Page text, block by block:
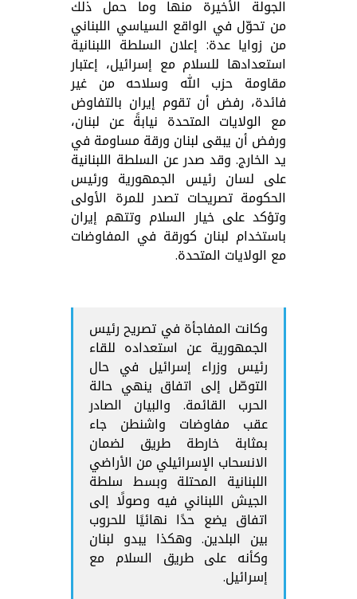
الجولة الأخيرة منها وما حمل ذلك
من تحوّل في الواقع السياسي اللبناني
من زوايا عدة: إعلان السلطة اللبنانية
استعدادها للسلام مع إسرائيل، إعتبار
مقاومة حزب الله وسلاحه من غير
فائدة، رفض أن تقوم إيران بالتفاوض
مع الولايات المتحدة نيابةً عن لبنان،
ورفض أن يبقى لبنان ورقة مساومة في
يد الخارج. وقد صدر عن السلطة اللبنانية
على لسان رئيس الجمهورية ورئيس
الحكومة تصريحات تصدر للمرة الأولى
وتؤكد على خيار السلام وتتهم إيران
باستخدام لبنان كورقة في المفاوضات
مع الولايات المتحدة.
وكانت المفاجأة في تصريح رئيس
الجمهورية عن استعداده للقاء
رئيس وزراء إسرائيل في حال
التوصّل إلى اتفاق ينهي حالة
الحرب القائمة. والبيان الصادر
عقب مفاوضات واشنطن جاء
بمثابة خارطة طريق لضمان
الانسحاب الإسرائيلي من الأراضي
اللبنانية المحتلة وبسط سلطة
الجيش اللبناني فيه وصولًا إلى
اتفاق يضع حدًا نهائيًا للحروب
بين البلدين. وهكذا يبدو لبنان
وكأنه على طريق السلام مع
إسرائيل.